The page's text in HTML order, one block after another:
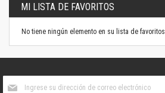
MI LISTA DE FAVORITOS
No tiene ningún elemento en su lista de favoritos.